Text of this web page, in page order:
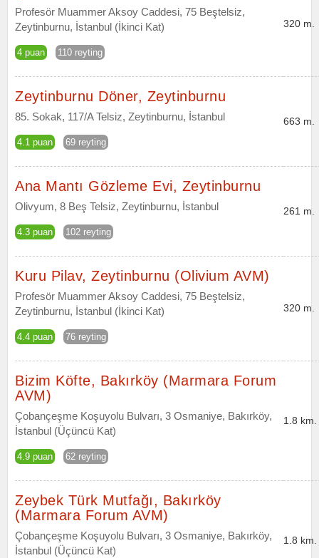
Profesör Muammer Aksoy Caddesi, 75 Beştelsiz,
Zeytinburnu, İstanbul (İkinci Kat)
4 puan 110 reyting
320 m.
Zeytinburnu Döner, Zeytinburnu
85. Sokak, 117/A Telsiz, Zeytinburnu, İstanbul
4.1 puan 69 reyting
663 m.
Ana Mantı Gözleme Evi, Zeytinburnu
Olivyum, 8 Beş Telsiz, Zeytinburnu, İstanbul
4.3 puan 102 reyting
261 m.
Kuru Pilav, Zeytinburnu (Olivium AVM)
Profesör Muammer Aksoy Caddesi, 75 Beştelsiz,
Zeytinburnu, İstanbul (İkinci Kat)
4.4 puan 76 reyting
320 m.
Bizim Köfte, Bakırköy (Marmara Forum
AVM)
Çobançeşme Koşuyolu Bulvarı, 3 Osmaniye, Bakırköy,
İstanbul (Üçüncü Kat)
4.9 puan 62 reyting
1.8 km.
Zeybek Türk Mutfağı, Bakırköy
(Marmara Forum AVM)
Çobançeşme Koşuyolu Bulvarı, 3 Osmaniye, Bakırköy,
İstanbul (Üçüncü Kat)
1.8 km.